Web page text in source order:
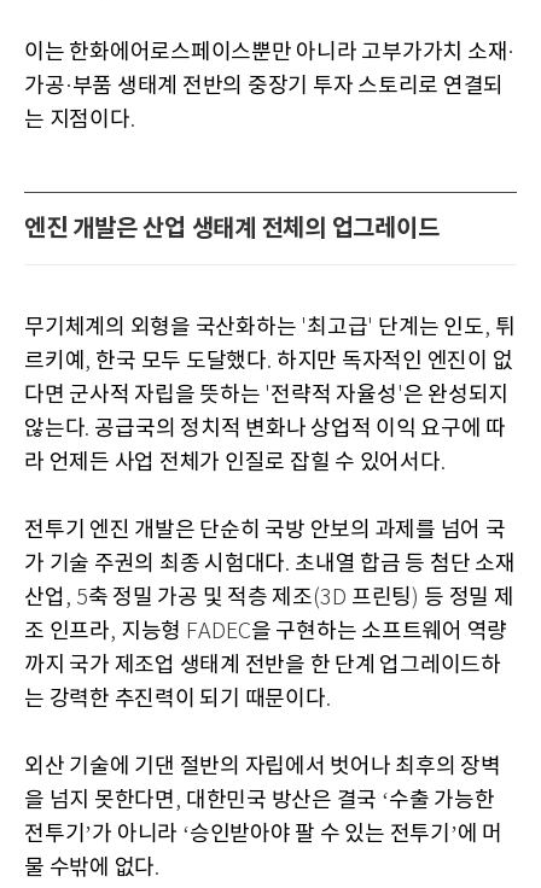
이는 한화에어로스페이스뿐만 아니라 고부가가치 소재 ·
가공·부품 생태계 전반의 중장기 투자 스토리로 연결되
는 지점이다.
엔진 개발은 산업 생태계 전체의 업그레이드
무기체계의 외형을 국산화하는 '최고급' 단계는 인도, 튀
르키예 , 한국 모두 도달했다. 하지만 독자적인 엔진이 없
다면 군사적 자립을 뜻하는 '전략적 자율성 '은 완성되지
않는다. 공급국의 정치적 변화나 상업적 이익 요구에 따
라 언제든 사업 전체가 인질로 잡힐 수 있어서다.
전투기 엔진 개발은 단순히 국방 안보의 과제를 넘어 국
가 기술 주권의 최종 시험대다. 초내열 합금 등 첨단 소재
산업 , 5축 정밀 가공 및 적층 제조(3D 프린팅) 등 정밀 제
조 인프라, 지능형 FADEC을 구현하는 소프트웨어 역량
까지 국가 제조업 생태계 전반을 한 단계 업그레이드하
는 강력한 추진력이 되기 때문이다.
외산 기술에 기댄 절반의 자립에서 벗어나 최후의 장벽
을 넘지 못한다면, 대한민국 방산은 결국 ‘수출 가능한
전투기 ’가 아니라 ‘승인받아야 팔 수 있는 전투기 ’에 머
물 수밖에 없다.